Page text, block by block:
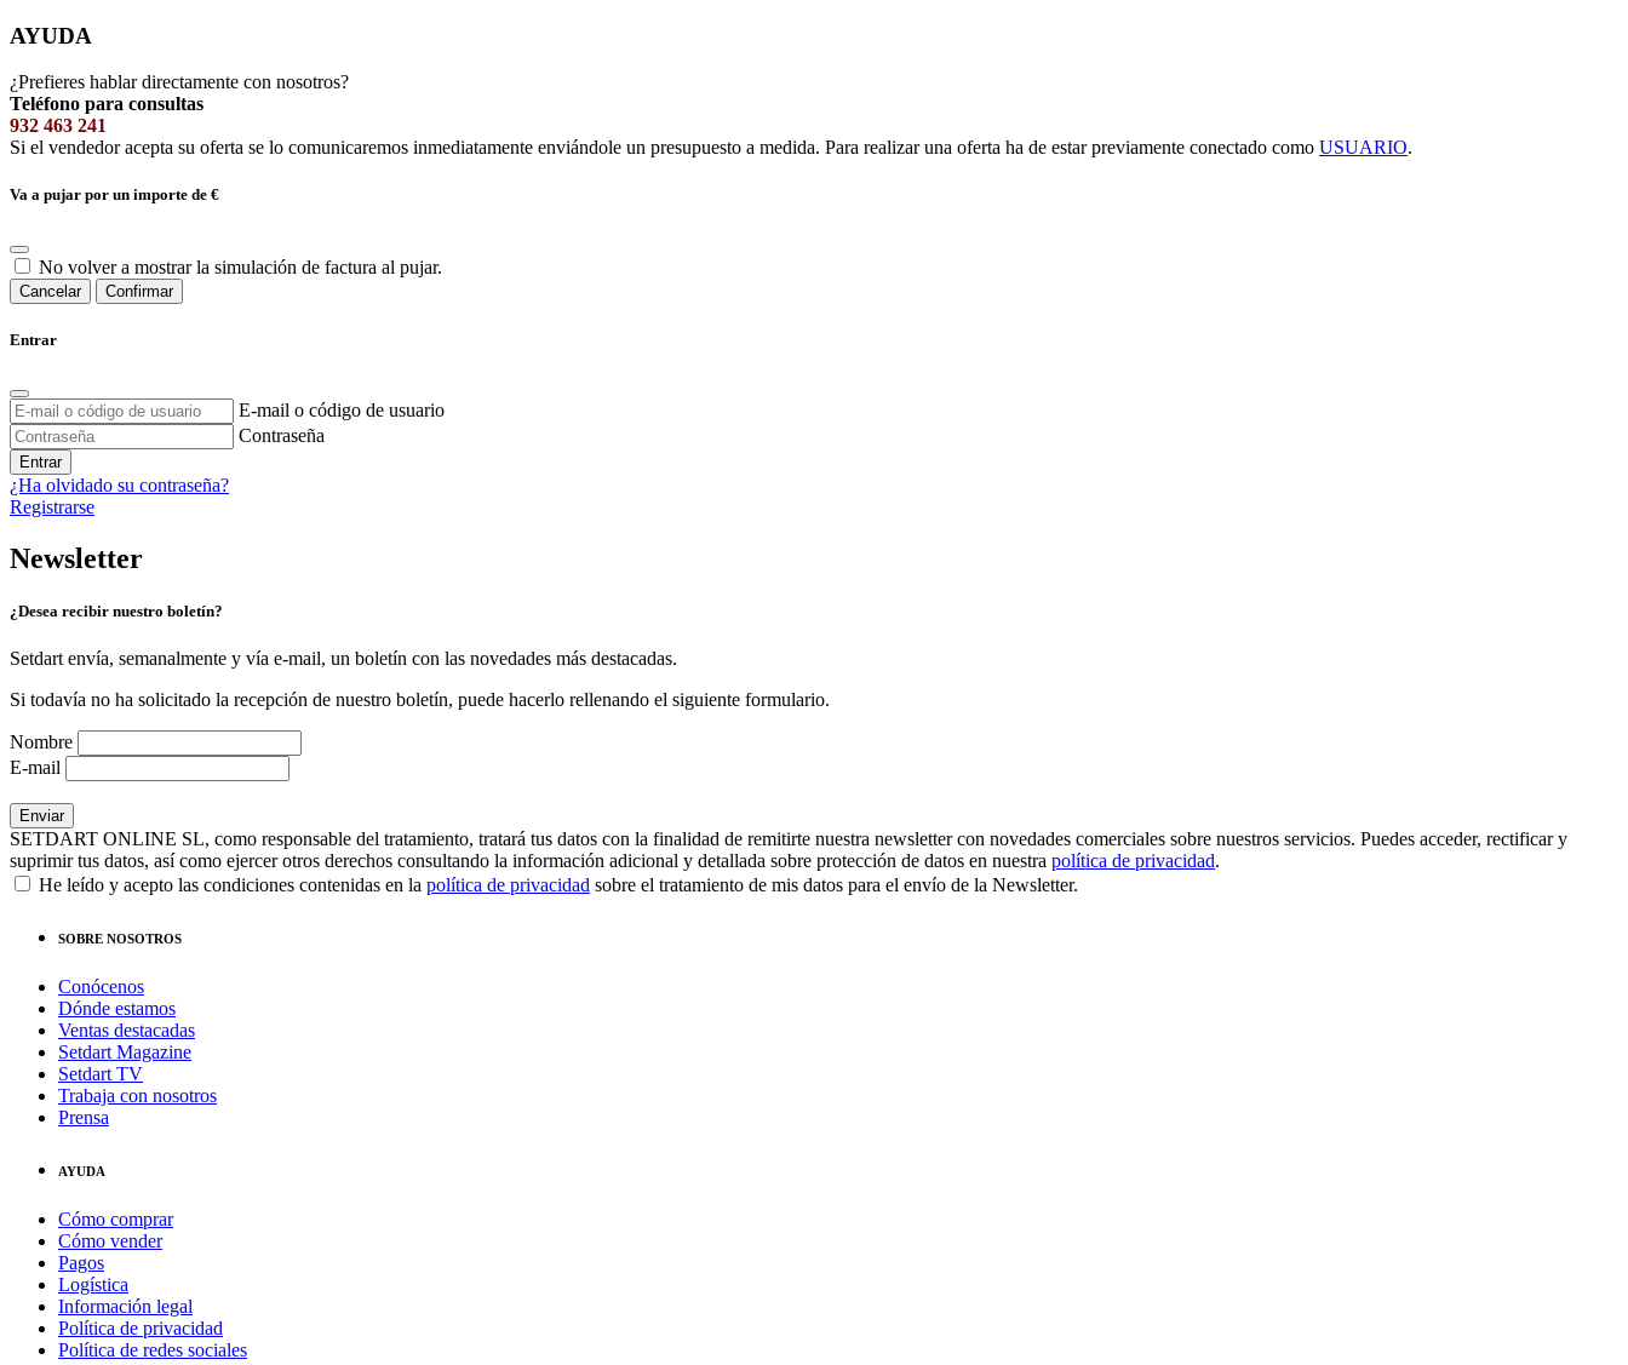
AYUDA
¿Prefieres hablar directamente con nosotros?
Teléfono para consultas
932 463 241
Si el vendedor acepta su oferta se lo comunicaremos inmediatamente enviándole un presupuesto a medida. Para realizar una oferta ha de estar previamente conectado como USUARIO.
Va a pujar por un importe de €
No volver a mostrar la simulación de factura al pujar.
Cancelar Confirmar
Entrar
E-mail o código de usuario
Contraseña
Entrar
¿Ha olvidado su contraseña?
Registrarse
Newsletter
¿Desea recibir nuestro boletín?
Setdart envía, semanalmente y vía e-mail, un boletín con las novedades más destacadas.
Si todavía no ha solicitado la recepción de nuestro boletín, puede hacerlo rellenando el siguiente formulario.
Nombre
E-mail
SETDART ONLINE SL, como responsable del tratamiento, tratará tus datos con la finalidad de remitirte nuestra newsletter con novedades comerciales sobre nuestros servicios. Puedes acceder, rectificar y
suprimir tus datos, así como ejercer otros derechos consultando la información adicional y detallada sobre protección de datos en nuestra política de privacidad.
He leído y acepto las condiciones contenidas en la política de privacidad sobre el tratamiento de mis datos para el envío de la Newsletter.
SOBRE NOSOTROS
Conócenos
Dónde estamos
Ventas destacadas
Setdart Magazine
Setdart TV
Trabaja con nosotros
Prensa
AYUDA
Cómo comprar
Cómo vender
Pagos
Logística
Información legal
Política de privacidad
Política de redes sociales